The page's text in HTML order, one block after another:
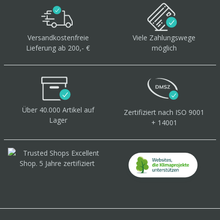
Versandkostenfreie
Lieferung ab 200,- €
Viele Zahlungswege
möglich
Über 40.000 Artikel auf
Lager
Zertifiziert nach ISO 9001
+ 14001